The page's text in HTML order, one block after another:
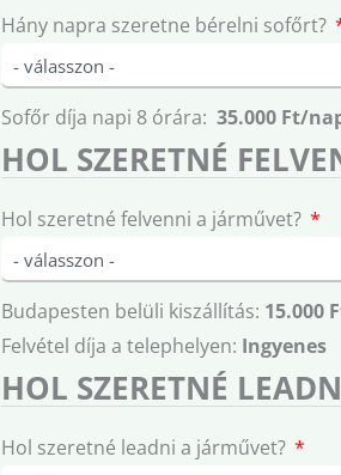
Hány napra szeretne bérelni sofőrt?
Sofőr díja napi 8 órára: 35.000 Ft/
HOL SZERETNÉ
Hol szeretné felvenni a járművet?
Budapesten belüli kiszállítás: 15.000
Felvétel díja a telephelyen: Ingyenes
HOL SZERETNÉ
Hol szeretné leadni a járművet?